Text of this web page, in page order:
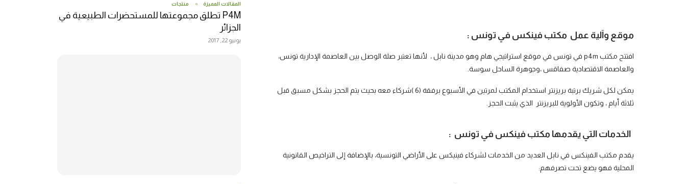
المقالات المميزة منتجات
P4M تطلق مجموعتها للمستحضرات الطبيعية في
الجزائر
يونيو 22, 2017 موقع وآلية عمل مكتب فينكس في تونس :
افتتح مكتب p4m في تونس في موقع استراتيجي هام وهو مدينة نابل ، لأنها تعتبر صلة الوصل بين العاصمة الإدارية تونس،
والعاصمة الاقتصادية صفاقس ،وجوهرة الساحل سوسة.
يمكن لكل شريك برتبة بريزنتر استخدام المكتب لمرتين في الأسبوع برفقة (6 )شركاء معه بحيث يتم الحجز بشكل مسبق قبل
ثلاثة أيام ، وتكون الأولوية للبريزنتر الذي يثبت الحجز.
الخدمات التي يقدمها مكتب فينكس في تونس :
يقدم مكتب الفينكس في نابل العديد من الخدمات لشركاء فينيكس على الأراضي التونسية، بالإضافة إلى التراخيص القانونية
المحلية فهو يضع تحت تصرفهم: